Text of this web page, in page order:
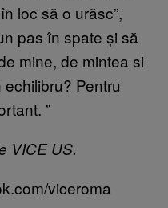
loc să o urăsc”,
pas în spate și să
mine, de mintea si
Pentru
”
VICE US.
viceroma